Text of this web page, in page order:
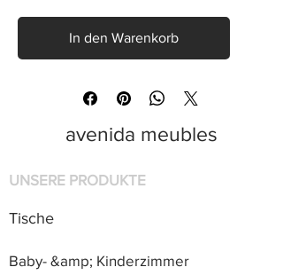
In den Warenkorb
avenida meubles
UNSERE PRODUKTE
Tische
Baby- &amp; Kinderzimmer